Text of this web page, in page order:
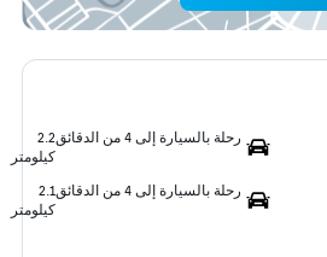
رحلة بالسيارة إلى 4 من الدقائق
2.2
كيلومتر
رحلة بالسيارة إلى 4 من الدقائق
2.1
كيلومتر